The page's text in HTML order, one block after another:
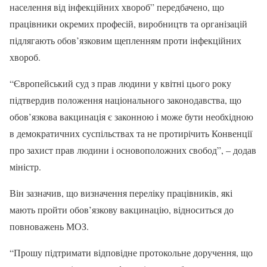
населення від інфекційних хвороб” передбачено, що
працівники окремих професій, виробництв та організацій
підлягають обов’язковим щепленням проти інфекційних
хвороб.
“Європейський суд з прав людини у квітні цього року
підтвердив положення національного законодавства, що
обов’язкова вакцинація є законною і може бути необхідною
в демократичних суспільствах та не протирічить Конвенції
про захист прав людини і основоположних свобод”, – додав
міністр.
Він зазначив, що визначення переліку працівників, які
мають пройти обов’язкову вакцинацію, відноситься до
повноважень МОЗ.
“Прошу підтримати відповідне протокольне доручення, що